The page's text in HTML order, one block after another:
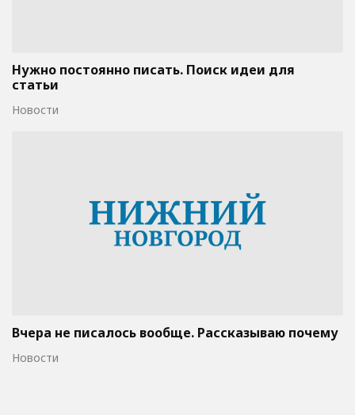
Нужно постоянно писать. Поиск идеи для
статьи
Новости
Вчера не писалось вообще. Рассказываю почему
Новости